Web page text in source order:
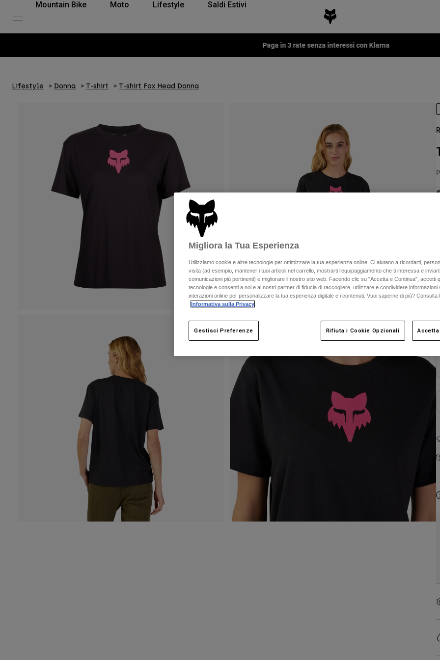
Mountain Bike Moto Lifestyle Saldi Estivi
Paga in 3 rate senza interessi con Klarna
Lifestyle Donna T-shirt T-shirt Fox Head Donna
Migliora la Tua Esperienza
Utilizziamo cookie e altre tecnologie per ottimizzare la tua esperienza online. Ci aiutano a ricordarti,
visita (ad esempio, mantener i tuoi articoli nel carrello, mostrarti l’equipaggiamento che ti interessa e
comunicazioni più pertinenti) e migliorare il nostro sito web. Facendo clic su "Accetta e Continua", accetti
tecnologie e consenti a noi e ai nostri partner di fiducia di raccogliere, utilizzare e condividere informazioni
interazioni online per personalizzare la tua esperienza digitale e i contenuti. Vuoi saperne di più? Consulta
Informativa sulla Privacy
Gestisci Preferenze Rifiuta i Cookie Opzionali